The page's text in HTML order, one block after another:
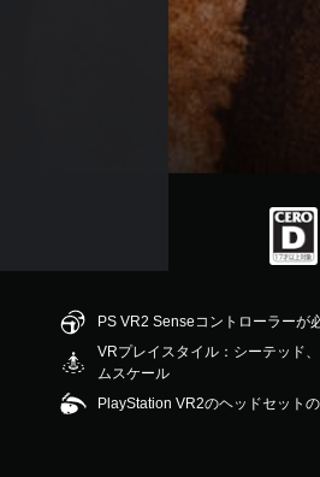
PS VR2 Senseコントローラーが
VRプレイスタイル：シーテッド
ムスケール
PlayStation VR2のヘッドセット